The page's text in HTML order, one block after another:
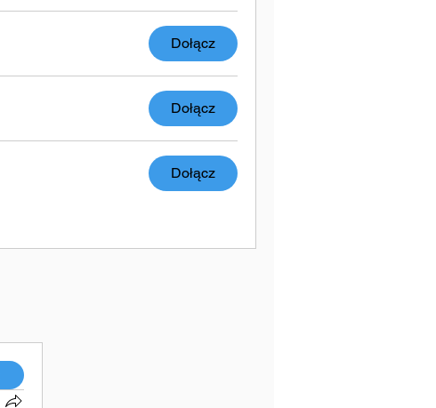
Dołącz
Dołącz
Dołącz